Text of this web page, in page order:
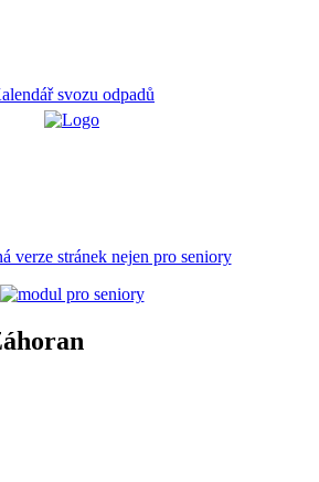
svozu odpadů
verze stránek nejen pro seniory